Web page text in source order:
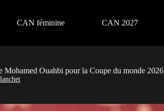
CAN féminine CAN 2027
Mohamed Ouahbi pour la Coupe du monde 2026